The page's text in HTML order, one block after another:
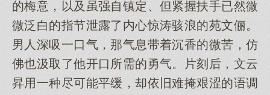
的梅意，以及虽强自镇定、但紧握扶手已然微
微泛白的指节泄露了内心惊涛骇浪的苑文俪。
男人深吸一口气，那气息带着沉香的微苦，仿
佛也汲取了他开口所需的勇气。片刻后，文云
昇用一种尽可能平缓，却依旧难掩艰涩的语调